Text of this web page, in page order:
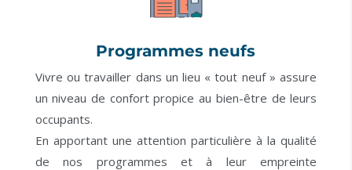
Programmes neufs
Vivre ou travailler dans un lieu « tout neuf » assure
un niveau de confort propice au bien-être de leurs
occupants.
En apportant une attention particulière à la qualité
de nos programmes et à leur empreinte